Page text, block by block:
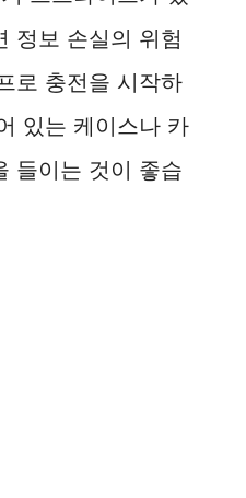
정보 손실의 위험
로 충전을 시작하
있는 케이스나 카
들이는 것이 좋습